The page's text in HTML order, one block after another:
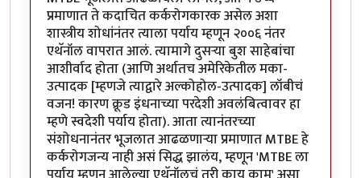
प्रमाणात ते कदाचित कर्करोगकारक असेल अशा
शास्त्रीय शोधांनंतर त्याला पर्याय म्हणून २००६ नंतर
एथॅनॉल वापरात आलं. त्यामागे दुसर्‍या बुश साहेबांचा
आशीर्वाद होता (आणि अर्थातच अमेरिकेतील मका-
उत्पादक [म्हणजे त्याद्वारे अल्कोहोल-उत्पादक] लॉबीचं
वजन! कारण क्रूड इंधनाच्या परदेशी अवलंबित्वावर हा
म्हणे स्वदेशी पर्याय होता). आता त्यानंतरच्या
संशोधनानंतर भूजलात आढळणार्‍या प्रमाणात MTBE हे
कर्करोगजन्य नाही असं सिद्ध झालंय, म्हणून 'MTBE ला